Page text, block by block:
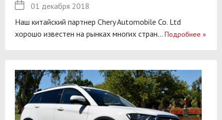
01 декабря 2018
Наш китайский партнер Chery Automobile Co. Ltd
хорошо известен на рынках многих стран... Подробнее »